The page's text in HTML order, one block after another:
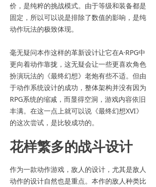
价，是纯粹的挑战模式。由于等级和装备都是
固定，所以可以说是排除了数值的影响，是纯
动作玩法的极致体现。
毫无疑问本作这样的革新设计让它在A·RPG中
更向着动作靠拢，这无疑会让一些更喜欢角色
扮演玩法的《最终幻想》老炮有些不适。但由
于动作系统设计的成功，整体架构并没有因为
RPG系统的缩减，而显得空洞，游戏内容依旧
丰满。在这一点上就可以说《最终幻想XVI》
的这次尝试，是比较成功的。
花样繁多的战斗设计
作为一款动作游戏，敌人的设计，尤其是敌人
动作的设计自然也是重点。本作的敌人种类比